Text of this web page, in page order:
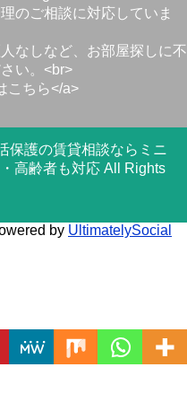
のご相談に対応していま
なしなど、お部屋探しに不
い。<br>
こちら</a>
保護の賃貸相談ならミニ
高齢者も対応 All Rights
Translate »
by UltimatelySocial